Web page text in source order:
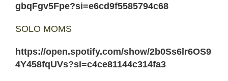
gbqFgv5Fpe?si=e6cd9f5585794c68
SOLO MOMS
https://open.spotify.com/show/2b0Ss6lr6OS9
4Y458fqUVs?si=c4ce81144c314fa3